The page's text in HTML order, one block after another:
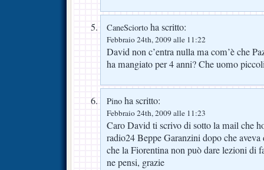
CaneSciorto ha scritto:
Febbraio 24th, 2009 alle 11:22
David non c’entra nulla ma com’è che
ha mangiato per 4 anni? Che uomo
Pino ha scritto:
Febbraio 24th, 2009 alle 11:23
Caro David ti scrivo di sotto la mail che
radio24 Beppe Garanzini dopo che
che la Fiorentina non può dare lezioni di
ne pensi, grazie